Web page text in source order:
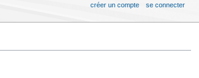
créer un compte se connecter